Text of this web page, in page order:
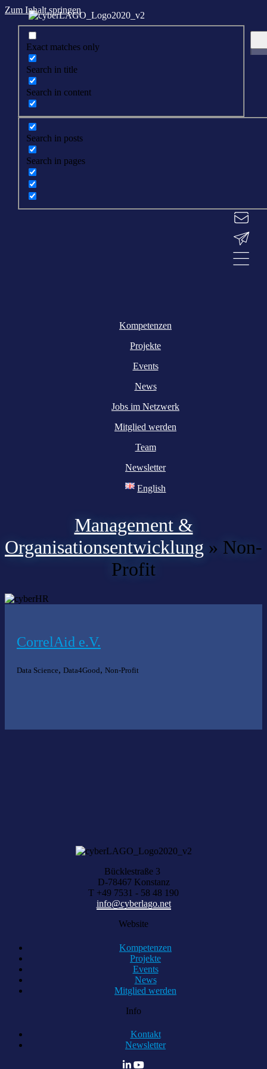
Zum Inhalt springen
Exact matches only
Search in title
Search in content
Search in posts
Search in pages
Kompetenzen
Projekte
Events
News
Jobs im Netzwerk
Mitglied werden
Team
Newsletter
English
Management &
Organisationsentwicklung » Non-
Profit
CorrelAid e.V.
Data Science, Data4Good, Non-Profit
Bücklestraße 3
D-78467 Konstanz
T +49 7531 - 58 48 190
info@cyberlago.net
Website
Kompetenzen
Projekte
Events
News
Mitglied werden
Info
Kontakt
Newsletter